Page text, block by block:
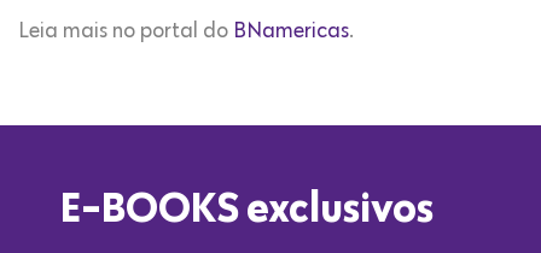
Leia mais no portal do BNamericas.
E-BOOKS exclusivos